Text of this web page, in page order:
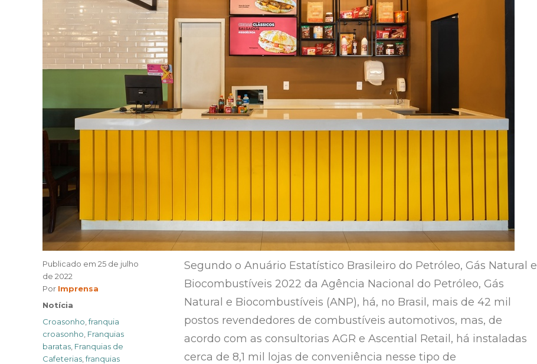
Segundo o Anuário Estatístico Brasileiro do Petróleo, Gás Natural e
Biocombustíveis 2022 da Agência Nacional do Petróleo, Gás
Natural e Biocombustíveis (ANP), há, no Brasil, mais de 42 mil
postos revendedores de combustíveis automotivos, mas, de
acordo com as consultorias AGR e Ascential Retail, há instaladas
cerca de 8,1 mil lojas de conveniência nesse tipo de
Publicado em 25 de julho
de 2022
Por Author
Imprensa
Categories
Notícia
Tags
Croasonho ,franquia
croasonho Franquias
baratas Franquias de
Cafeterias ,franquias